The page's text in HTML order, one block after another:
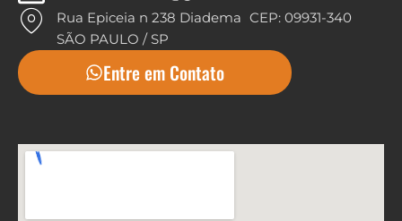
Rua Epiceia n 238 Diadema CEP: 09931-340
SÃO PAULO / SP
Entre em Contato